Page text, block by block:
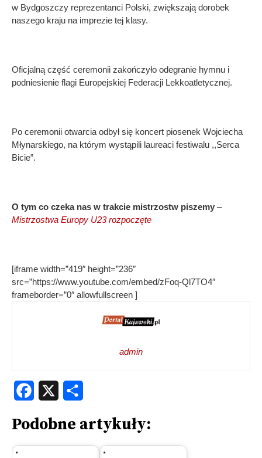
w Bydgoszczy reprezentanci Polski, zwiększają dorobek
naszego kraju na imprezie tej klasy.
Oficjalną część ceremonii zakończyło odegranie hymnu i
podniesienie flagi Europejskiej Federacji Lekkoatletycznej.
Po ceremonii otwarcia odbył się koncert piosenek Wojciecha
Młynarskiego, na którym wystąpili laureaci festiwalu ,,Serca
Bicie”.
O tym co czeka nas w trakcie mistrzostw piszemy –
Mistrzostwa Europy U23 rozpoczęte
[iframe width=”419″ height=”236″
src=”https://www.youtube.com/embed/zFoq-Ql7TO4″
frameborder=”0″ allowfullscreen ]
admin
Facebook
Podobne artykuły: